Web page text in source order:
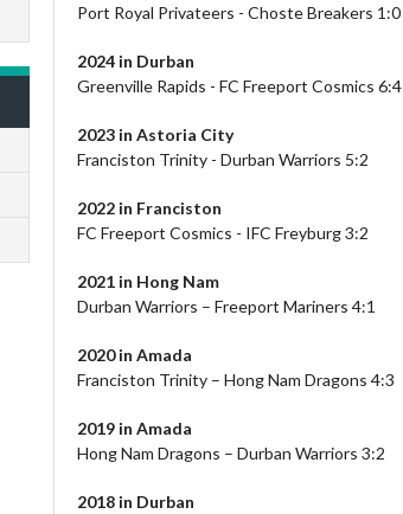
Port Royal Privateers - Choste Breakers 1:0
2024 in Durban
Greenville Rapids - FC Freeport Cosmics 6:4
2023 in Astoria City
Franciston Trinity - Durban Warriors 5:2
2022 in Franciston
FC Freeport Cosmics - IFC Freyburg 3:2
2021 in Hong Nam
Durban Warriors – Freeport Mariners 4:1
2020 in Amada
Franciston Trinity – Hong Nam Dragons 4:3
2019 in Amada
Hong Nam Dragons – Durban Warriors 3:2
2018 in Durban